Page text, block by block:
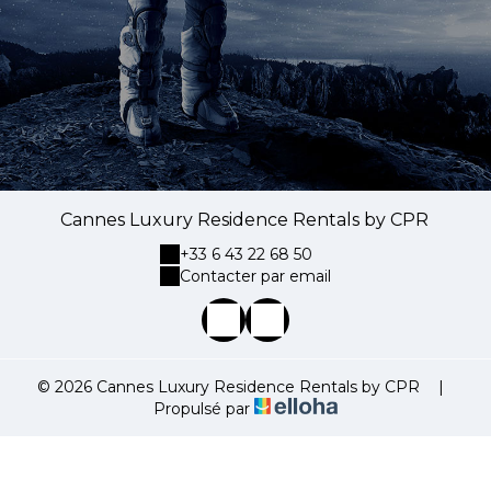
Cannes Luxury Residence Rentals by CPR
+33 6 43 22 68 50
Contacter par email
© 2026 Cannes Luxury Residence Rentals by CPR
|
Propulsé par